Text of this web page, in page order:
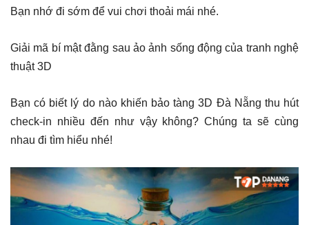
Bạn nhớ đi sớm để vui chơi thoải mái nhé.
Giải mã bí mật đằng sau ảo ảnh sống động của tranh nghệ
thuật 3D
Bạn có biết lý do nào khiến bảo tàng 3D Đà Nẵng thu hút
check-in nhiều đến như vậy không? Chúng ta sẽ cùng
nhau đi tìm hiểu nhé!